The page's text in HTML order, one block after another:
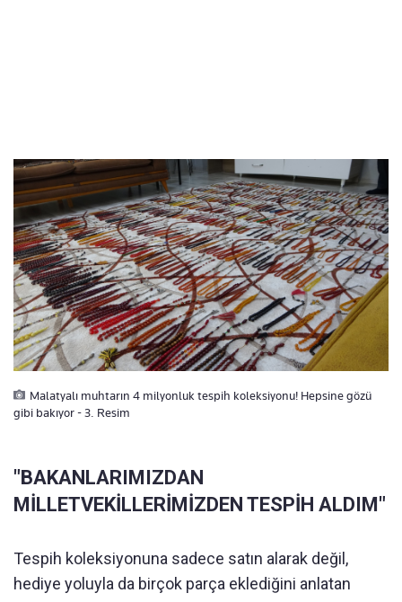
Malatyalı muhtarın 4 milyonluk tespih koleksiyonu! Hepsine gözü
gibi bakıyor - 3. Resim
"BAKANLARIMIZDAN
MİLLETVEKİLLERİMİZDEN TESPİH ALDIM"
Tespih koleksiyonuna sadece satın alarak değil,
hediye yoluyla da birçok parça eklediğini anlatan